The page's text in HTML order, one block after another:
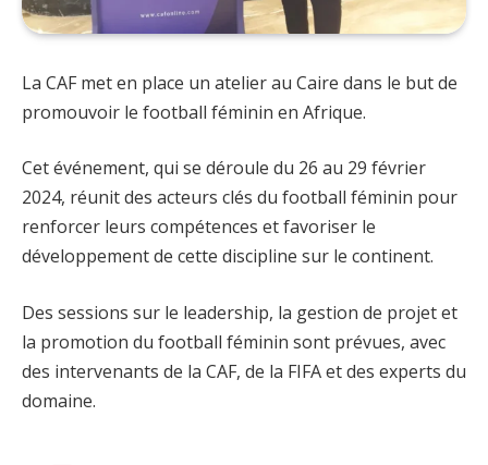
La CAF met en place un atelier au Caire dans le but de
promouvoir le football féminin en Afrique.
Cet événement, qui se déroule du 26 au 29 février
2024, réunit des acteurs clés du football féminin pour
renforcer leurs compétences et favoriser le
développement de cette discipline sur le continent.
Des sessions sur le leadership, la gestion de projet et
la promotion du football féminin sont prévues, avec
des intervenants de la CAF, de la FIFA et des experts du
domaine.